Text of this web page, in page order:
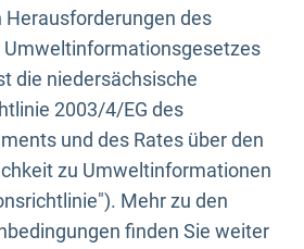
Herausforderungen des
Umweltinformationsgesetzes
die niedersächsische
2003/4/EG des
und des Rates über den
zu Umweltinformationen
Mehr zu den
finden Sie weiter